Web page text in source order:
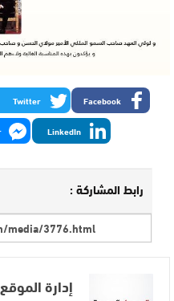
Facebook
Twitter
LinkedIn
رابط المشاركة :
إدارة الموقع